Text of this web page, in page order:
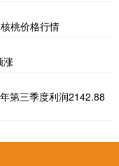
桃价格行情
涨
第三季度利润2142.88